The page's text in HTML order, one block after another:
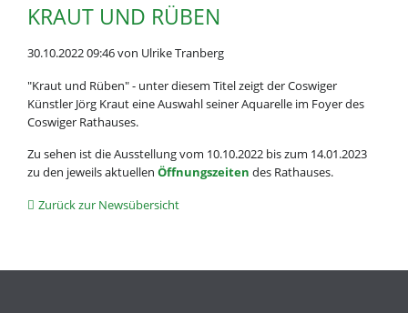
KRAUT UND RÜBEN
30.10.2022 09:46von Ulrike Tranberg
"Kraut und Rüben" - unter diesem Titel zeigt der Coswiger
Künstler Jörg Kraut eine Auswahl seiner Aquarelle im Foyer des
Coswiger Rathauses.
Zu sehen ist die Ausstellung vom 10.10.2022 bis zum 14.01.2023
zu den jeweils aktuellen Öffnungszeiten des Rathauses.
Zurück zur Newsübersicht